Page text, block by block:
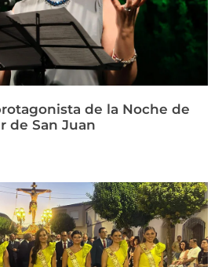
de la Noche de
de San Juan